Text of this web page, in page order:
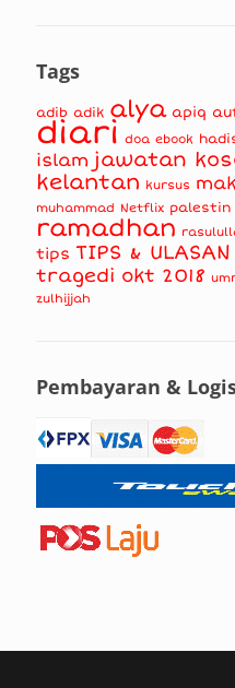
Tags
adib adik alya apiq
diari doa ebook
islam jawatan
kelantan kursus mak
muhammad Netflix palestin
ramadhan
tips TIPS & ULASAN
tragedi okt 2018
zulhijjah
Pembayaran &